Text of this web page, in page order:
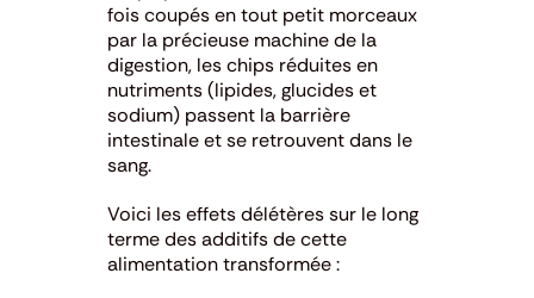
fois coupés en tout petit morceaux
par la précieuse machine de la
digestion, les chips réduites en
nutriments (lipides, glucides et
sodium) passent la barrière
intestinale et se retrouvent dans le
sang.
Voici les effets délétères sur le long
terme des additifs de cette
alimentation transformée :